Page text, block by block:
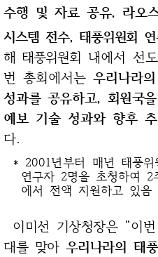
수행 및 자료 공유, 라오
시스템 전수, 태풍위원회
해 태풍위원회 내에서 선
번 총회에서는우리나라
성과를 공유하고, 회원국
예보 기술 성과와 향후
다.
* 2001년부터 매년 태풍
연구자 2명을 초청하여 2
에서 전액 지원하고 있음
이미선 기상청장은 “이
대를 맞아 우리나라의 태